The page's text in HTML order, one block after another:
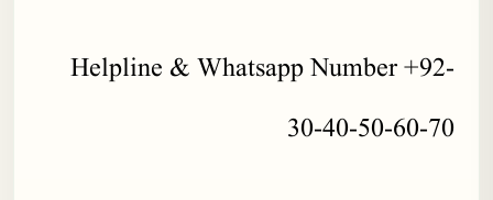
Helpline & Whatsapp Number +92-
30-40-50-60-70